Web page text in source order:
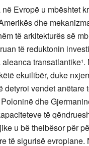
Evropë u mbështet
dhe
të arkitekturës së
të reduktonin
ekuilibër, duke
detyroi vendet
dhe
të
u bë thelbësor për
të sigurisë evropiane.